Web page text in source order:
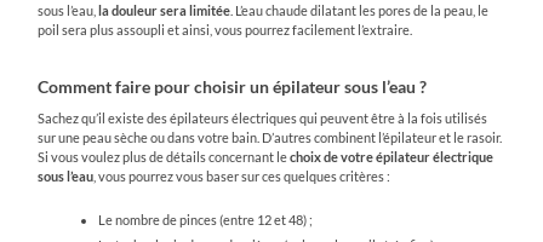
sous l’eau, la douleur sera limitée . L’eau chaude dilatant les pores de la peau, le
poil sera plus assoupli et ainsi, vous pourrez facilement l’extraire.
Comment faire pour choisir un épilateur sous l’eau ?
Sachez qu’il existe des épilateurs électriques qui peuvent être à la fois utilisés
sur une peau sèche ou dans votre bain. D’autres combinent l’épilateur et le rasoir.
Si vous voulez plus de détails concernant lechoix de votre épilateur électrique
sous l’eau , vous pourrez vous baser sur ces quelques critères :
Le nombre de pinces (entre 12 et 48) ;